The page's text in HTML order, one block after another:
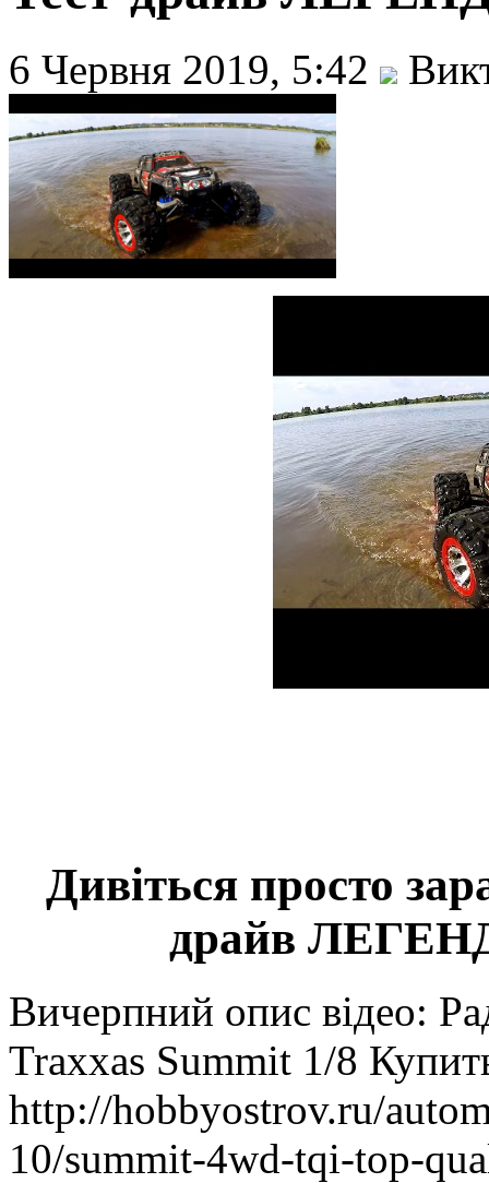
6 Червня 2019, 5:42
Дивіться просто
драйв
Вичерпний опис відео:
Traxxas Summit 1/8
http://hobbyostrov.ru/
10/summit-4wd-tqi-top-